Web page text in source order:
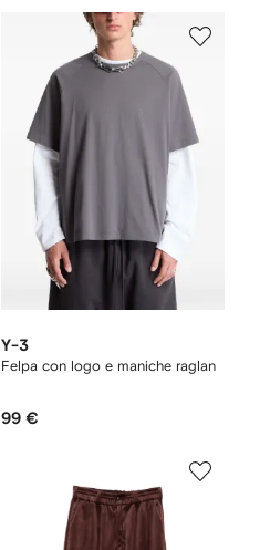
Y-3
Felpa con logo e maniche raglan
99 €